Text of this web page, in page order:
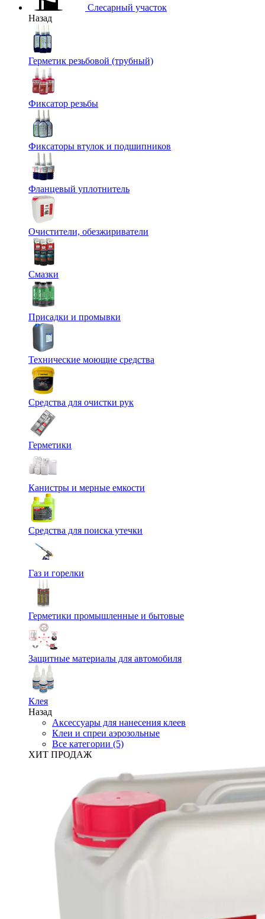
Слесарный участок
Назад
Герметик резьбовой (трубный)
Фиксатор резьбы
Фиксаторы втулок и подшипников
Фланцевый уплотнитель
Очистители, обезжириватели
Смазки
Присадки и промывки
Технические моющие средства
Средства для очистки рук
Герметики
Канистры и мерные емкости
Средства для поиска утечки
Газ и горелки
Герметики промышленные и бытовые
Защитные материалы для автомобиля
Клея
Назад
Аксессуары для нанесения клеев
Клеи и спреи аэрозольные
Все категории (5)
ХИТ ПРОДАЖ